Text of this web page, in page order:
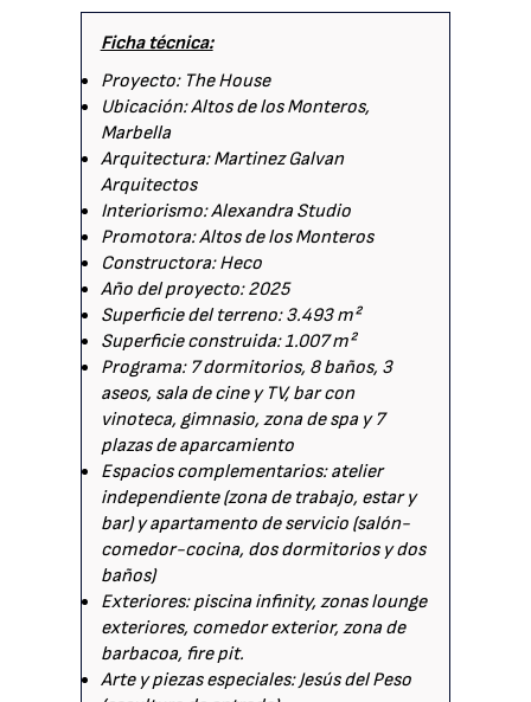
Ficha técnica:
Proyecto: The House
Ubicación: Altos de los Monteros,
Marbella
Arquitectura: Martinez Galvan
Arquitectos
Interiorismo: Alexandra Studio
Promotora: Altos de los Monteros
Constructora: Heco
Año del proyecto: 2025
Superficie del terreno: 3.493 m²
Superficie construida: 1.007 m²
Programa: 7 dormitorios, 8 baños, 3
aseos, sala de cine y TV, bar con
vinoteca, gimnasio, zona de spa y 7
plazas de aparcamiento
Espacios complementarios: atelier
independiente (zona de trabajo, estar y
bar) y apartamento de servicio (salón-
comedor-cocina, dos dormitorios y dos
baños)
Exteriores: piscina infinity, zonas lounge
exteriores, comedor exterior, zona de
barbacoa, fire pit.
Arte y piezas especiales: Jesús del Peso